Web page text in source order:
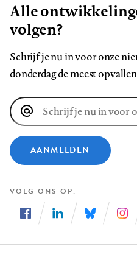
Alle
volgen?
Schrijf je nu in voor onze
donderdag de meest
E-
mailadres
AANMELDEN
VOLG ONS OP
ons
ons
ons
ons